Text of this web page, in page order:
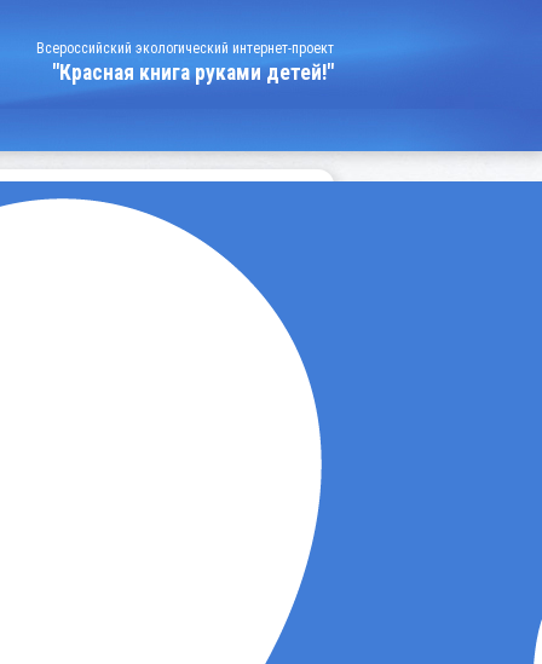
Всероссийский экологический интернет-проект
"Красная книга руками детей!"